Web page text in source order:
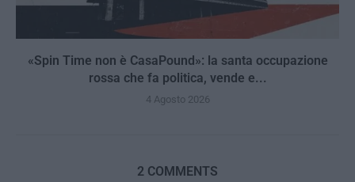
«Spin Time non è CasaPound»: la santa occupazione
rossa che fa politica, vende e...
4 Agosto 2026
2 COMMENTS